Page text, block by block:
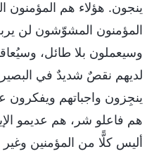
ينجون. هؤلاء هم المؤمنون
المؤمنون المشوّشون لن
وسيعملون بلا طائل،
لديهم نقصٌ شديدٌ في
ينجِزون واجباتهم ويفكرون
هم فاعلو شر، هم عديمو
أليس كلًّا من المؤمنين